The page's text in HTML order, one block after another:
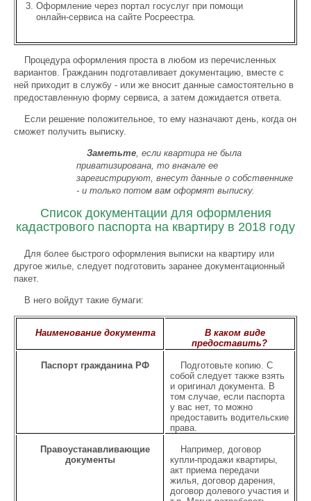
Оформление через портал госуслуг при помощи
онлайн-сервиса на сайте Росреестра.
Процедура оформления проста в любом из перечисленных
вариантов. Гражданин подготавливает документацию, вместе с
ней приходит в службу - или же вносит данные самостоятельно в
предоставленную форму сервиса, а затем дожидается ответа.
Если решение положительное, то ему назначают день, когда он
сможет получить выписку.
Заметьте, если квартира не была
приватизирована, то вначале ее
зарегистрируют, внесут данные о собственнике
- и только потом вам оформят выписку.
Список документации для оформления
кадастрового паспорта на квартиру в 2018 году
Для более быстрого оформления выписки на квартиру или
другое жилье, следует подготовить заранее документационный
пакет.
В него войдут такие бумаги:
Наименование документа
В каком виде
предоставить?
Паспорт гражданина РФ
Подготовьте копию. С
собой следует также взять
и оригинал документа. В
том случае, если паспорта
у вас нет, то можно
предоставить водительские
права.
Правоустанавливающие
документы
Например, договор
купли-продажи квартиры,
акт приема передачи
жилья, договор дарения,
договор долевого участия и